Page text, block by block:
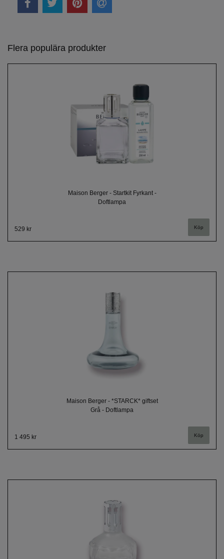
Flera populära produkter
Maison Berger - Startkit Fyrkant -
Doftlampa
529 kr
Maison Berger - *STARCK* giftset
Grå - Doftlampa
1 495 kr